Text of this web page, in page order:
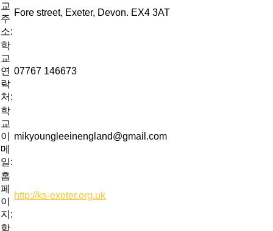
교
주
소:
Fore street, Exeter, Devon. EX4 3AT
학
교
연
락
처:
07767 146673
학
교
이
메
일:
mikyoungleeinengland@gmail.com
홈
페
이
지:
http://ks-exeter.org.uk
학